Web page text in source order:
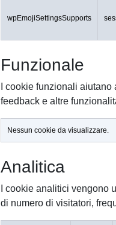
wpEmojiSettingsSupports
Funzionale
I cookie funzionali
feedback e altre
Nessun cookie da visualizzare.
Analitica
I cookie analitici vengono
di numero di visitatori,